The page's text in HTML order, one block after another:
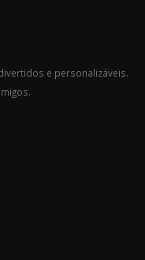
e personalizáveis.